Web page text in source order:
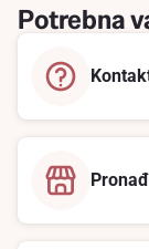
Potrebna